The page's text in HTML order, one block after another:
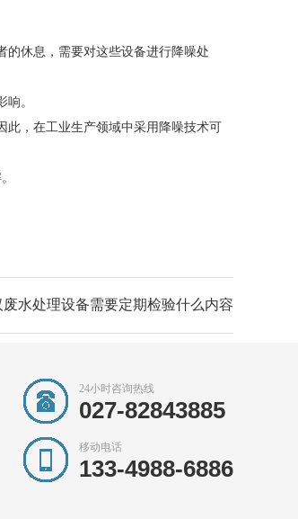
休息，需要对这些设备进行降噪处
。
，在工业生产领域中采用降噪技术可
废水处理设备需要定期检验什么内容
24小时咨询热线
027-82843885
移动电话
133-4988-6886